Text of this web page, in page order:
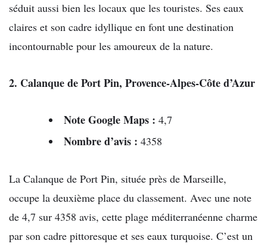
séduit aussi bien les locaux que les touristes. Ses eaux
claires et son cadre idyllique en font une destination
incontournable pour les amoureux de la nature.
2. Calanque de Port Pin, Provence-Alpes-Côte d’Azur
Note Google Maps : 4,7
Nombre d’avis : 4358
La Calanque de Port Pin, située près de Marseille,
occupe la deuxième place du classement. Avec une note
de 4,7 sur 4358 avis, cette plage méditerranéenne charme
par son cadre pittoresque et ses eaux turquoise. C’est un